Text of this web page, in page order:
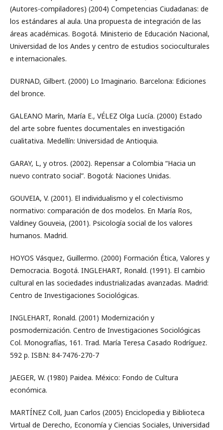
(Autores-compiladores) (2004) Competencias Ciudadanas: de
los estándares al aula. Una propuesta de integración de las
áreas académicas. Bogotá. Ministerio de Educación Nacional,
Universidad de los Andes y centro de estudios socioculturales
e internacionales.
DURNAD, Gilbert. (2000) Lo Imaginario. Barcelona: Ediciones
del bronce.
GALEANO Marín, María E., VÉLEZ Olga Lucía. (2000) Estado
del arte sobre fuentes documentales en investigación
cualitativa. Medellín: Universidad de Antioquia.
GARAY, L, y otros. (2002). Repensar a Colombia “Hacia un
nuevo contrato social”. Bogotá: Naciones Unidas.
GOUVEIA, V. (2001). El individualismo y el colectivismo
normativo: comparación de dos modelos. En María Ros,
Valdiney Gouveia, (2001). Psicología social de los valores
humanos. Madrid.
HOYOS Vásquez, Guillermo. (2000) Formación Ética, Valores y
Democracia. Bogotá. INGLEHART, Ronald. (1991). El cambio
cultural en las sociedades industrializadas avanzadas. Madrid:
Centro de Investigaciones Sociológicas.
INGLEHART, Ronald. (2001) Modernización y
posmodernización. Centro de Investigaciones Sociológicas
Col. Monografías, 161. Trad. María Teresa Casado Rodríguez.
592 p. ISBN: 84-7476-270-7
JAEGER, W. (1980) Paidea. México: Fondo de Cultura
económica.
MARTÍNEZ Coll, Juan Carlos (2005) Enciclopedia y Biblioteca
Virtual de Derecho, Economía y Ciencias Sociales, Universidad